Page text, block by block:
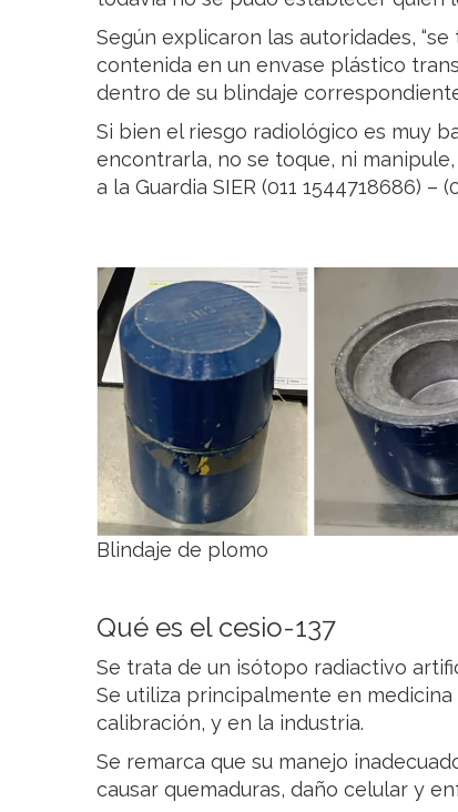
Según explicaron las autoridades,
contenida en un envase plástico
dentro de su blindaje
Si bien el riesgo radiológico es muy
encontrarla, no se toque, ni
a la Guardia SIER (011 1544718686) –
Blindaje de plomo
Qué es el cesio-137
Se trata de un isótopo radiactivo
Se utiliza principalmente en
calibración, y en la industria.
Se remarca que su manejo
causar quemaduras, daño celular y